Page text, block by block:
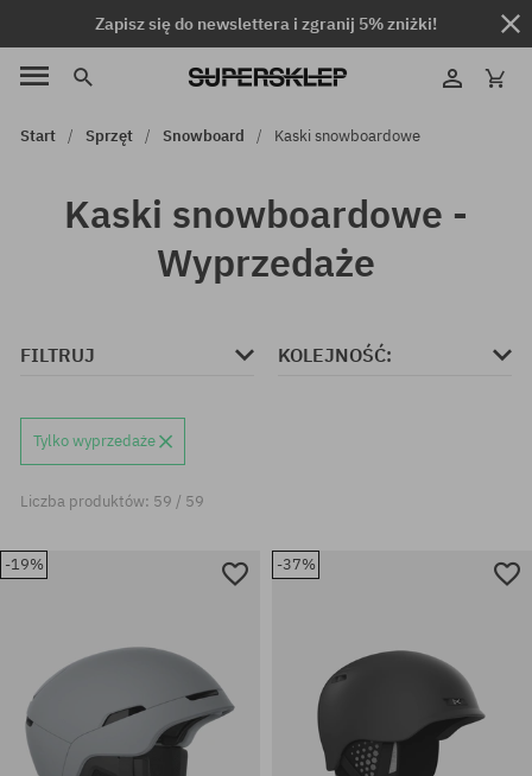
Zapisz się do newslettera i zgranij 5% zniżki!
Start Sprzęt Snowboard Kaski snowboardowe
Kaski snowboardowe -
Wyprzedaże
FILTRUJ KOLEJNOŚĆ:
Tylko wyprzedaże
Liczba produktów: 59 / 59
-19% -37%